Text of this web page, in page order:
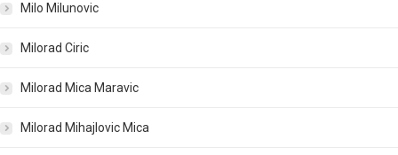
Milo Milunovic
Milorad Ciric
Milorad Mica Maravic
Milorad Mihajlovic Mica